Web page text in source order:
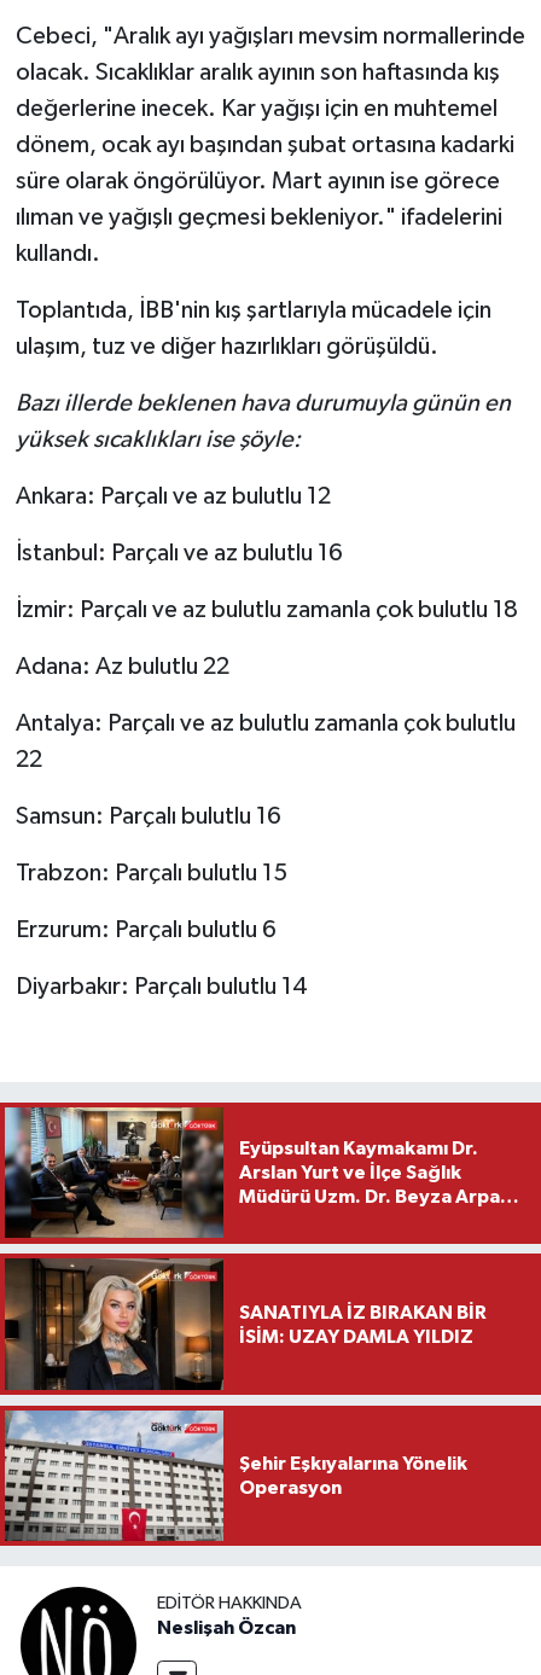
Cebeci, "Aralık ayı yağışları mevsim normallerinde
olacak. Sıcaklıklar aralık ayının son haftasında kış
değerlerine inecek. Kar yağışı için en muhtemel
dönem, ocak ayı başından şubat ortasına kadarki
süre olarak öngörülüyor. Mart ayının ise görece
ılıman ve yağışlı geçmesi bekleniyor." ifadelerini
kullandı.
Toplantıda, İBB'nin kış şartlarıyla mücadele için
ulaşım, tuz ve diğer hazırlıkları görüşüldü.
Bazı illerde beklenen hava durumuyla günün en
yüksek sıcaklıkları ise şöyle:
Ankara: Parçalı ve az bulutlu 12
İstanbul: Parçalı ve az bulutlu 16
İzmir: Parçalı ve az bulutlu zamanla çok bulutlu 18
Adana: Az bulutlu 22
Antalya: Parçalı ve az bulutlu zamanla çok bulutlu
22
Samsun: Parçalı bulutlu 16
Trabzon: Parçalı bulutlu 15
Erzurum: Parçalı bulutlu 6
Diyarbakır: Parçalı bulutlu 14
Eyüpsultan Kaymakamı Dr.
Arslan Yurt ve İlçe Sağlık
Müdürü Uzm. Dr. Beyza Arpacı
Ziyareti
SANATIYLA İZ BIRAKAN BİR
İSİM: UZAY DAMLA YILDIZ
Şehir Eşkıyalarına Yönelik
Operasyon
EDITÖR HAKKINDA
Neslişah Özcan